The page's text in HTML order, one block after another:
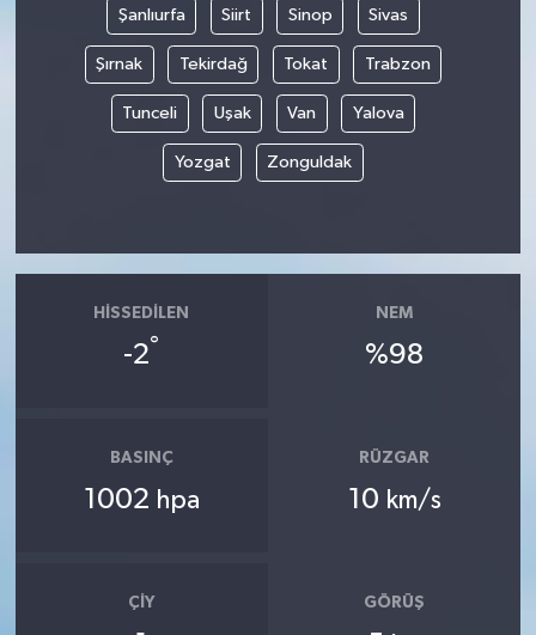
Şanlıurfa Siirt Sinop Sivas
Şırnak Tekirdağ Tokat Trabzon
Tunceli Uşak Van Yalova
Yozgat Zonguldak
HISSEDILEN
-2°
NEM
%98
BASINÇ
1002 hpa
RÜZGAR
10 km/s
ÇIY GÖRÜŞ